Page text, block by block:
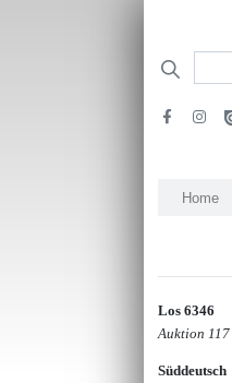
Home
Los 6346
Auktion 117
Süddeutsch